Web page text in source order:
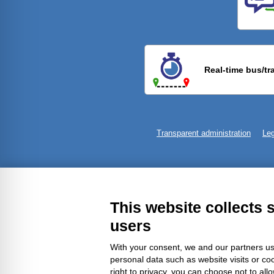
Real-time bus/
Transparent administration
This website collects
users
With your consent, we and our partners
personal data such as website visits or
right to privacy, you can choose not to